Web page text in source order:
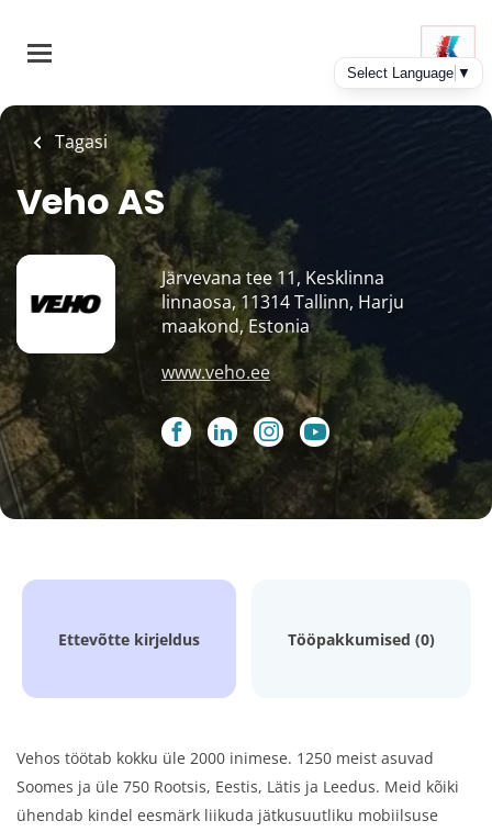
main
Tagasi
Veho AS
Järvevana tee 11, Kesklinna
linnaosa, 11314 Tallinn, Harju
maakond, Estonia
www.veho.ee
Ettevõtte kirjeldus Tööpakkumised (0)
Vehos töötab kokku üle 2000 inimese. 1250 meist asuvad
Soomes ja üle 750 Rootsis, Eestis, Lätis ja Leedus. Meid kõiki
ühendab kindel eesmärk liikuda jätkusuutliku mobiilsuse